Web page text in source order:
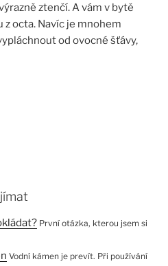
ztenčí. A vám v bytě
octa. Navíc je mnohem
od ovocné šťávy,
První otázka, kterou jsem si
Vodní kámen je prevít. Při používání